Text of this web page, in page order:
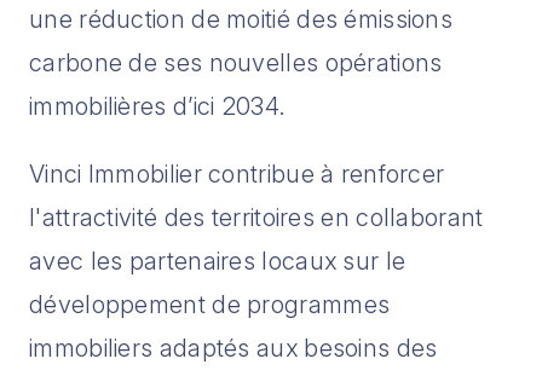
une réduction de moitié des émissions
carbone de ses nouvelles opérations
immobilières d’ici 2034.
Vinci Immobilier contribue à renforcer
l'attractivité des territoires en collaborant
avec les partenaires locaux sur le
développement de programmes
immobiliers adaptés aux besoins des